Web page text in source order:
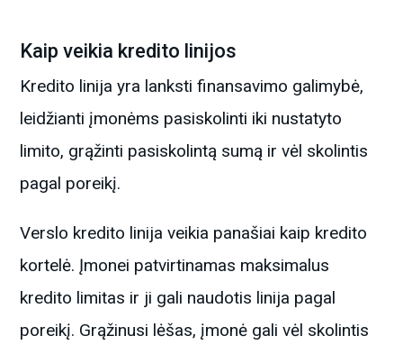
Kaip veikia kredito linijos
Kredito linija yra lanksti finansavimo galimybė,
leidžianti įmonėms pasiskolinti iki nustatyto
limito, grąžinti pasiskolintą sumą ir vėl skolintis
pagal poreikį.
Verslo kredito linija veikia panašiai kaip kredito
kortelė. Įmonei patvirtinamas maksimalus
kredito limitas ir ji gali naudotis linija pagal
poreikį. Grąžinusi lėšas, įmonė gali vėl skolintis